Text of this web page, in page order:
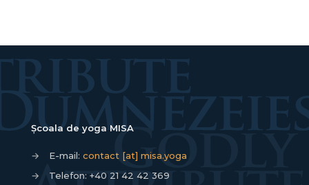
Școala de yoga MISA
→ E-mail: contact [at] misa.yoga
→
Telefon: +40 21 42 42 369